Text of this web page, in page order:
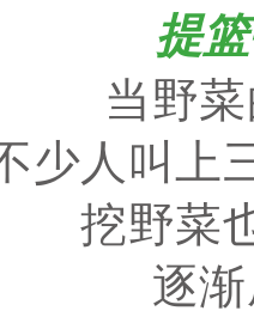
提
当野
少人叫上
挖野菜
逐